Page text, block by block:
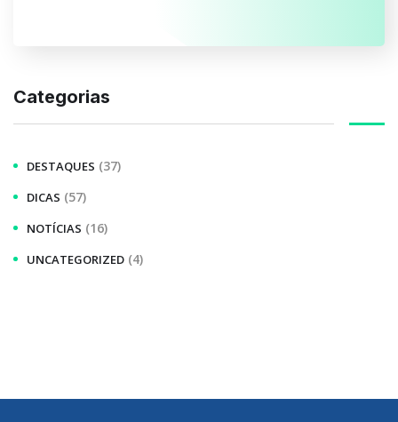
Categorias
DESTAQUES (37)
DICAS (57)
NOTÍCIAS (16)
UNCATEGORIZED (4)